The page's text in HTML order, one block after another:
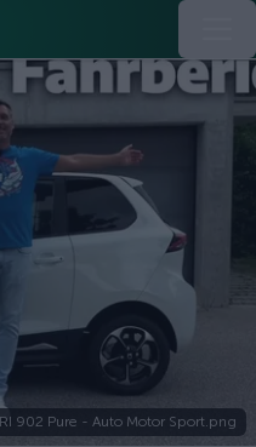
902 Pure - Auto Motor Sport.png